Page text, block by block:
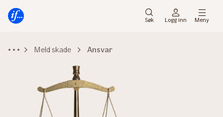
innhold
Søk Logg inn Meny
Meld skade Ansvar